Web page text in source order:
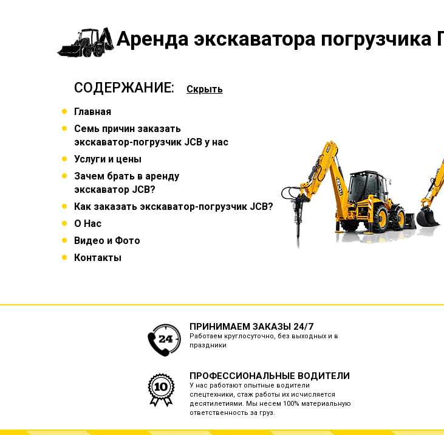
Аренда экскаватора погрузчика
СОДЕРЖАНИЕ:
Скрыть
Главная
Семь причин заказать
экскаватор-погрузчик JCB у нас
Услуги и цены
Зачем брать в аренду
экскаватор JCB?
Как заказать экскаватор-погрузчик JCB?
О Нас
Видео и Фото
Контакты
ПРИНИМАЕМ ЗАКАЗЫ 24/7
Работаем круглосуточно, без выходных и в
праздники
ПРОФЕССИОНАЛЬНЫЕ ВОДИТЕЛИ
У нас работают опытные водители
спецтехники, стаж работы их исчисляется
десятилетиями. Мы несем 100% материальную
ответственность за груз.